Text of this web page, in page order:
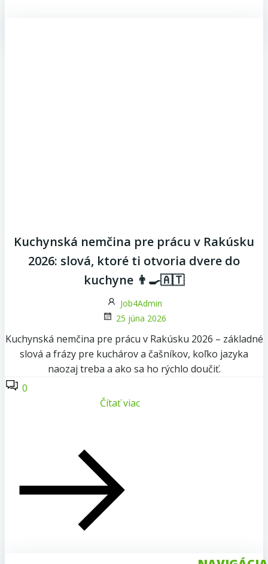
Kuchynská nemčina pre prácu v Rakúsku
2026: slová, ktoré ti otvoria dvere do
kuchyne 👨‍🍳🇦🇹
Job4Admin
25 júna 2026
Kuchynská nemčina pre prácu v Rakúsku 2026 – základné
slová a frázy pre kuchárov a čašníkov, koľko jazyka
naozaj treba a ako sa ho rýchlo doučiť.
0
Čítať viac